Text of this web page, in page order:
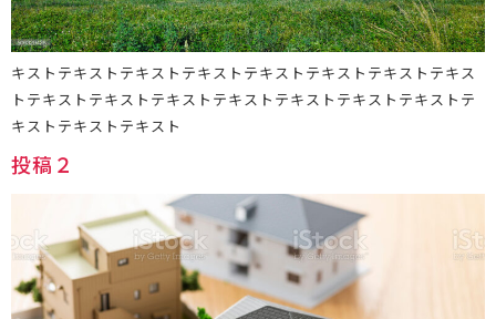
キストテキストテキストテキストテキストテキストテキストテキス
トテキストテキストテキストテキストテキストテキストテキストテ
キストテキストテキスト
投稿２